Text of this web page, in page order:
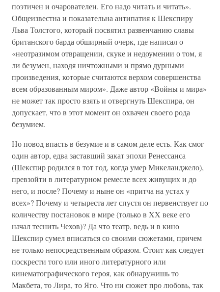
поэтичен и очарователен. Его надо читать и читать».
Общеизвестна и показательна антипатия к Шекспиру
Льва Толстого, который посвятил развенчанию славы
британского барда обширный очерк, где написал о
«неотразимом отвращении, скуке и недоумении о том, я
ли безумен, находя ничтожными и прямо дурными
произведения, которые считаются верхом совершенства
всем образованным миром». Даже автор «Войны и мира»
не может так просто взять и отвергнуть Шекспира, он
допускает, что в этот момент он охвачен своего рода
безумием.
Но повод впасть в безумие и в самом деле есть. Как смог
один автор, едва заставший закат эпохи Ренессанса
(Шекспир родился в тот год, когда умер Микеланджело),
превзойти в литературном ремесле всех живущих и до
него, и после? Почему и ныне он «притча на устах у
всех»? Почему и четыреста лет спустя он первенствует по
количеству постановок в мире (только в XX веке его
начал теснить Чехов)? Да что театр, ведь и в кино
Шекспир сумел вписаться со своими сюжетами, причем
не только непосредственным образом. Стоит как следует
поскрести того или иного литературного или
кинематографического героя, как обнаружишь то
Макбета, то Лира, то Яго. Что ни сюжет про любовь, так